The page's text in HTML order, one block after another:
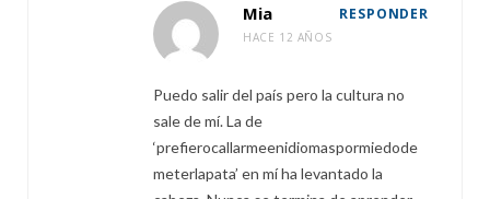
Mia
HACE 12 AÑOS
RESPONDER
Puedo salir del país pero la cultura no
sale de mí. La de
‘prefierocallarmeenidiomaspormiedode
meterlapata’ en mí ha levantado la